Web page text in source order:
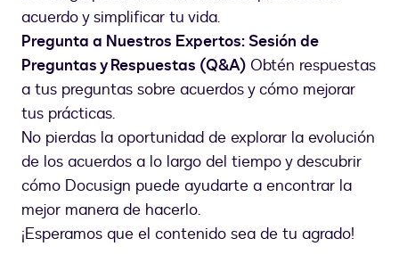
acuerdo y simplificar tu vida.
Pregunta a Nuestros Expertos: Sesión de
Preguntas y Respuestas (Q&A) Obtén respuestas
a tus preguntas sobre acuerdos y cómo mejorar
tus prácticas.
No pierdas la oportunidad de explorar la evolución
de los acuerdos a lo largo del tiempo y descubrir
cómo Docusign puede ayudarte a encontrar la
mejor manera de hacerlo.
¡Esperamos que el contenido sea de tu agrado!